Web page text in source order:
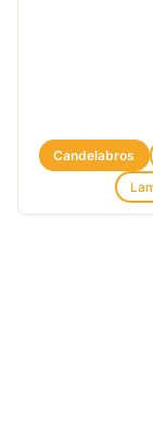
Candelabros